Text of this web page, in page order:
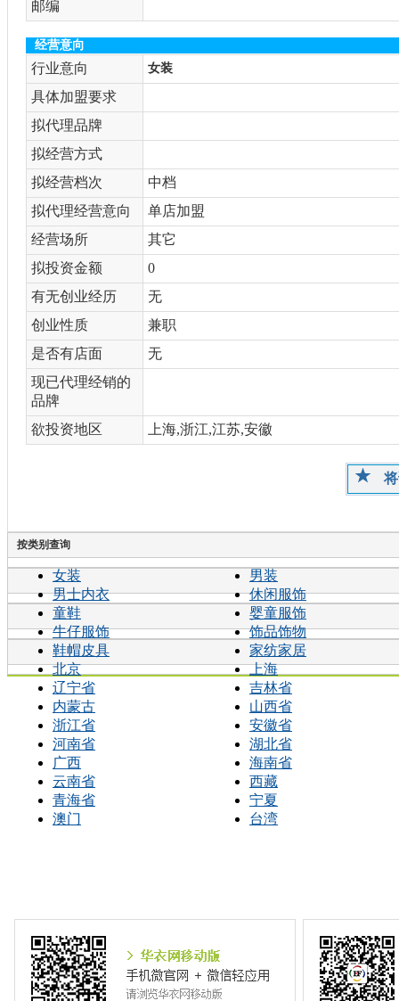
邮编
经营意向
行业意向 女装
具体加盟要求
拟代理品牌
拟经营方式
拟经营档次
中档
拟代理经营意向
单店加盟
经营场所
其它
拟投资金额
0
有无创业经历
无
创业性质
兼职
是否有店面
无
现已代理经销的
品牌
欲投资地区
上海,浙江,江苏,安徽
按类别查询
女装
男装
男士内衣
休闲服饰
童鞋
婴童服饰
牛仔服饰
饰品饰物
鞋帽皮具
家纺家居
北京
上海
辽宁省
吉林省
内蒙古
山西省
浙江省
安徽省
河南省
湖北省
广西
海南省
云南省
西藏
青海省
宁夏
澳门
台湾